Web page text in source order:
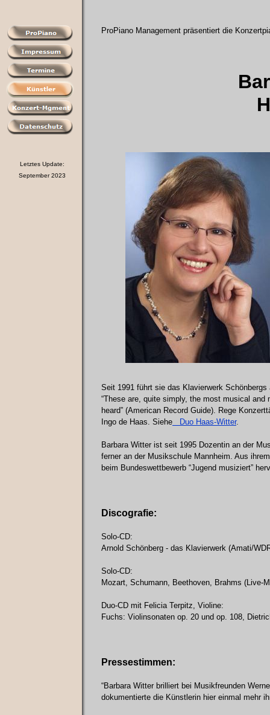
ProPiano Management präsentiert die
Seit 1991 führt sie das Klavierwerk
“These are, quite simply, the most musical and
heard” (American Record Guide). Rege
Ingo de Haas. Siehe Duo Haas-Witter.
Barbara Witter ist seit 1995 Dozentin an der
ferner an der Musikschule Mannheim. Aus
beim Bundeswettbewerb “Jugend musiziert”
Discografie:
Solo-CD:
Arnold Schönberg - das Klavierwerk (Amati/
Solo-CD:
Mozart, Schumann, Beethoven, Brahms (Live-
Duo-CD mit Felicia Terpitz, Violine:
Fuchs: Violinsonaten op. 20 und op. 108,
Pressestimmen:
“Barbara Witter brilliert bei Musikfreunden
dokumentierte die Künstlerin hier einmal mehr
Letztes Update:
September 2023